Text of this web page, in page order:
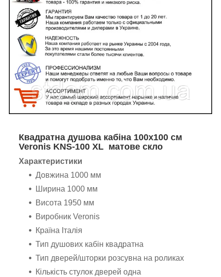
Квадратна душова кабіна 100х100 см
Veronis KNS-100 XL матове скло
Характеристики
Довжина 1000 мм
Ширина 1000 мм
Висота 1950 мм
Виробник Veronis
Країна Італія
Тип душових кабін квадратна
Тип дверей/шторки розсувна на роликах
Кількість стулок дверей одна